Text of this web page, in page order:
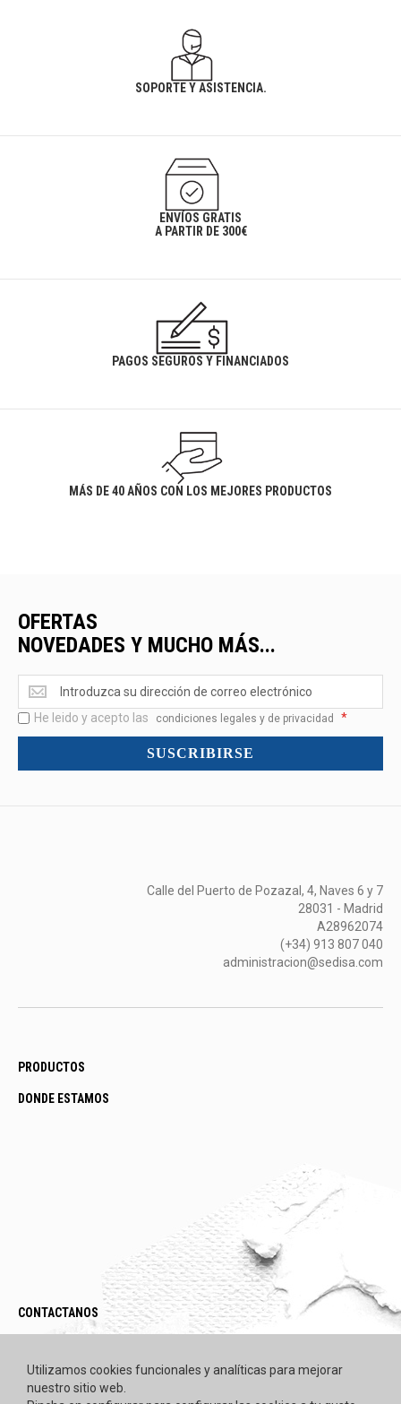
SOPORTE Y ASISTENCIA.
ENVÍOS GRATIS
A PARTIR DE 300€
PAGOS SEGUROS Y FINANCIADOS
MÁS DE 40 AÑOS CON LOS MEJORES PRODUCTOS
OFERTAS
NOVEDADES Y MUCHO MÁS...
Ofertas
<br>Novedades
y
mucho
He leido y acepto las condiciones legales y de privacidad *
SUSCRIBIRSE
Calle del Puerto de Pozazal, 4, Naves 6 y 7
28031 - Madrid
A28962074
(+34) 913 807 040
administracion@sedisa.com
PRODUCTOS
DONDE ESTAMOS
CONTACTANOS
Utilizamos cookies funcionales y analíticas para mejorar
nuestro sitio web.